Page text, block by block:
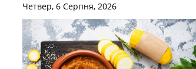
Четвер, 6 Серпня, 2026